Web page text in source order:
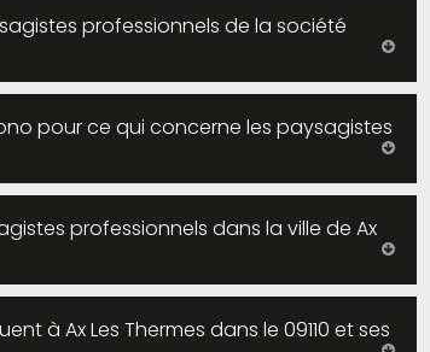
professionnels de la société
pour ce qui concerne les paysagistes
professionnels dans la ville de Ax
à Ax Les Thermes dans le 09110 et ses